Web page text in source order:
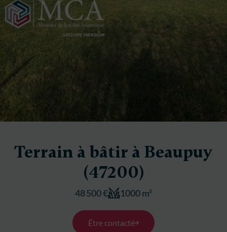
Terrain à bâtir à Beaupuy
(47200)
48 500 € 1000 m²
Être contacté